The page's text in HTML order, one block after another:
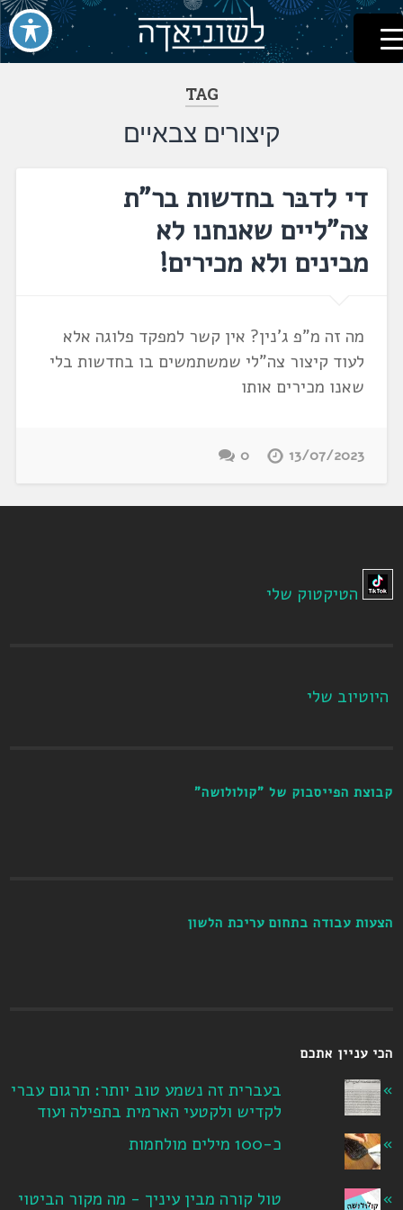
דלג
לתוכן
לשוניאדה
עברית. לשון. שפה
TAG
קיצורים צבאיים
די לדבּר בחדשות בר"ת
צה"ליים שאנחנו לא
מבינים ולא מכירים!
מה זה מ"פ ג'נין? אין קשר למפקד פלוגה אלא
לעוד קיצור צה"לי שמשתמשים בו בחדשות בלי
שאנו מכירים אותו
13/07/2023
0
הטיקטוק שלי
היוטיוב שלי
קבוצת הפייסבוק של "קולולושה"
הצעות עבודה בתחום עריכת הלשון
הכי עניין אתכם
בעברית זה נשמע טוב יותר: תרגום עברי
לקדיש ולקטעי הארמית בתפילה ועוד
כ-100 מילים מולחמות
טול קורה מבין עיניך - מה מקור הביטוי